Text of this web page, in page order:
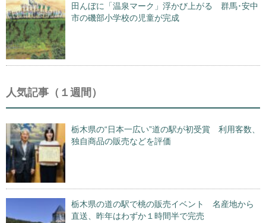
田んぼに「温泉マーク」浮かび上がる 群馬･安中
市の磯部小学校の児童が完成
人気記事（１週間）
栃木県の“日本一広い”道の駅が初受賞 利用客数、
独自商品の販売などを評価
栃木県の道の駅で桃の販売イベント 名産地から
直送、昨年はわずか１時間半で完売